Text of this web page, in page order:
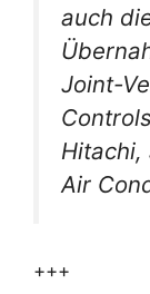
auch
Joint-
Hitachi,
Air
+++